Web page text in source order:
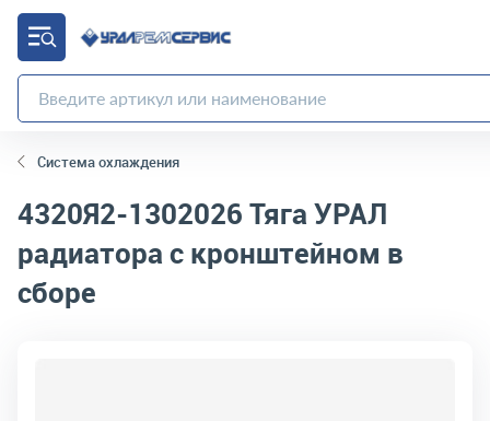
Система охлаждения
4320Я2-1302026Тяга УРАЛ
радиатора с кронштейном в
сборе